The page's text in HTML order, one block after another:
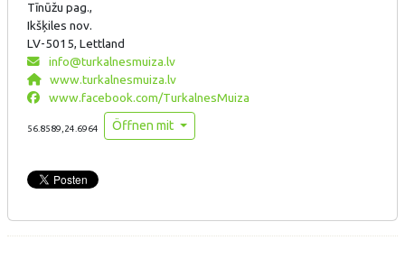
Tīnūžu pag.,
Ikšķiles nov.
LV-5015, Lettland
info@turkalnesmuiza.lv
www.turkalnesmuiza.lv
www.facebook.com/TurkalnesMuiza
56.8589,24.6964 Öffnen mit